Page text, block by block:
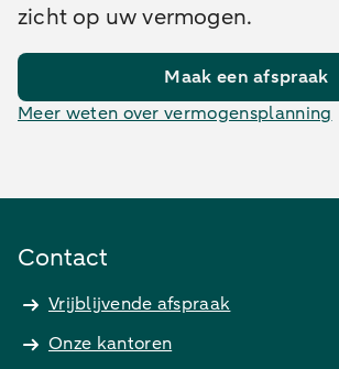
zicht op uw vermogen.
Maak een afspraak
Meer weten over vermogensplanning
Contact
Vrijblijvende afspraak
Onze kantoren